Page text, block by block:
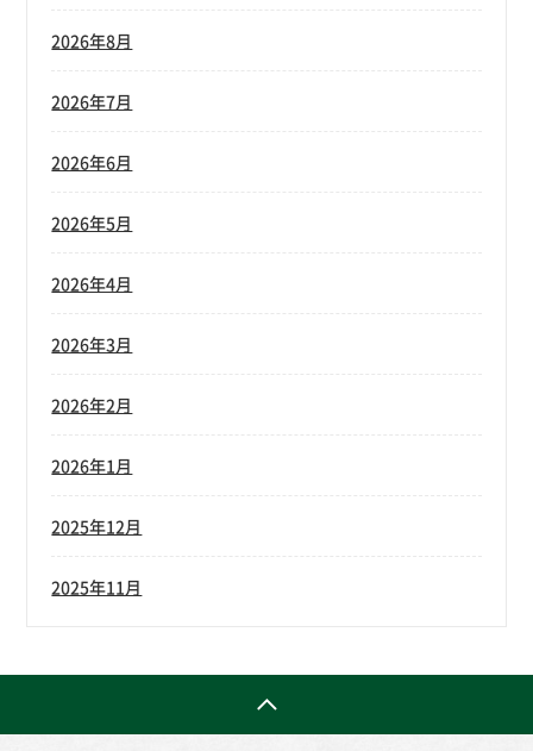
2026年8月
2026年7月
2026年6月
2026年5月
2026年4月
2026年3月
2026年2月
2026年1月
2025年12月
2025年11月